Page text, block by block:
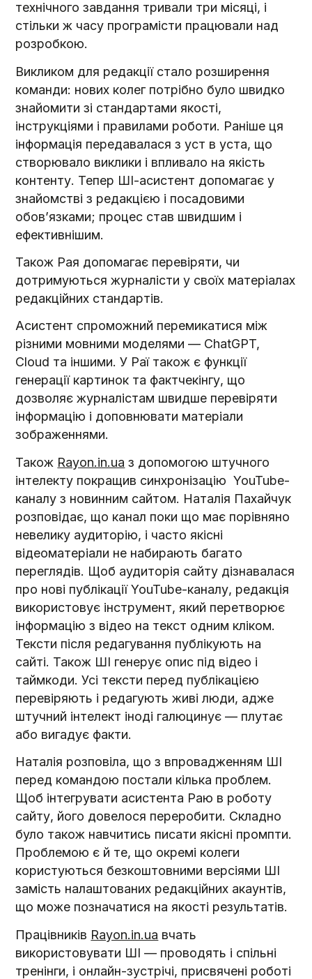
технічного завдання тривали три місяці, і
стільки ж часу програмісти працювали над
розробкою.
Викликом для редакції стало розширення
команди: нових колег потрібно було швидко
знайомити зі стандартами якості,
інструкціями і правилами роботи. Раніше ця
інформація передавалася з уст в уста, що
створювало виклики і впливало на якість
контенту. Тепер ШІ-асистент допомагає у
знайомстві з редакцією і посадовими
обов’язками; процес став швидшим і
ефективнішим.
Також Рая допомагає перевіряти, чи
дотримуються журналісти у своїх матеріалах
редакційних стандартів.
Асистент спроможний перемикатися між
різними мовними моделями — ChatGPT,
Cloud та іншими. У Раї також є функції
генерації картинок та фактчекінгу, що
дозволяє журналістам швидше перевіряти
інформацію і доповнювати матеріали
зображеннями.
Також Rayon.in.ua з допомогою штучного
інтелекту покращив синхронізацію YouTube-
каналу з новинним сайтом. Наталія Пахайчук
розповідає, що канал поки що має порівняно
невелику аудиторію, і часто якісні
відеоматеріали не набирають багато
переглядів. Щоб аудиторія сайту дізнавалася
про нові публікації YouTube-каналу, редакція
використовує інструмент, який перетворює
інформацію з відео на текст одним кліком.
Тексти після редагування публікують на
сайті. Також ШІ генерує опис під відео і
таймкоди. Усі тексти перед публікацією
перевіряють і редагують живі люди, адже
штучний інтелект іноді галюцинує — плутає
або вигадує факти.
Наталія розповіла, що з впровадженням ШІ
перед командою постали кілька проблем.
Щоб інтегрувати асистента Раю в роботу
сайту, його довелося переробити. Складно
було також навчитись писати якісні промпти.
Проблемою є й те, що окремі колеги
користуються безкоштовними версіями ШІ
замість налаштованих редакційних акаунтів,
що може позначатися на якості результатів.
Працівників Rayon.in.ua вчать
використовувати ШІ — проводять і спільні
тренінги, і онлайн-зустрічі, присвячені роботі